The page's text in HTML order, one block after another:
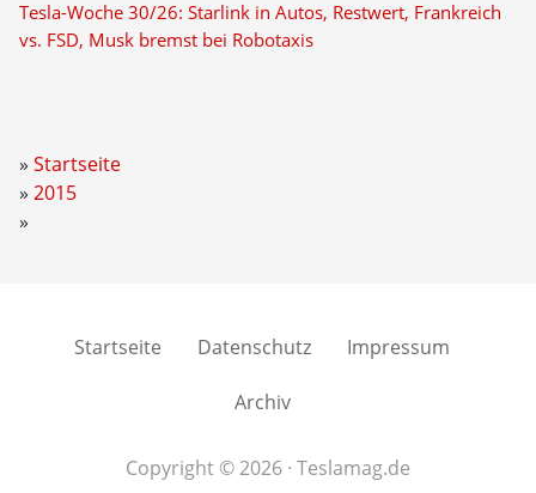
Tesla-Woche 30/26: Starlink in Autos, Restwert, Frankreich
vs. FSD, Musk bremst bei Robotaxis
Startseite
2015
Startseite Datenschutz Impressum
Archiv
Copyright © 2026 · Teslamag.de